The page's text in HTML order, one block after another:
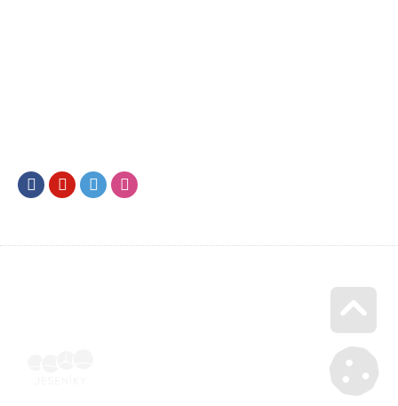
FacebookYoutubeTwitter
Go